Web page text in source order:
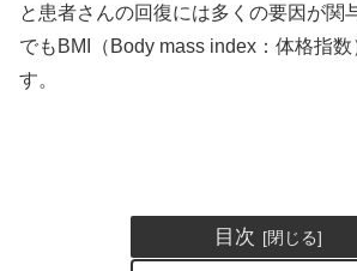
と患者さんの回復には多くの要因が関
でもBMI（Body mass index：体格指
す。
目次